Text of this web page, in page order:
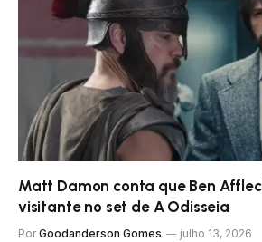
Matt Damon conta que Ben
visitante no set de A Odisseia
Por Goodanderson Gomes julho 13, 2026